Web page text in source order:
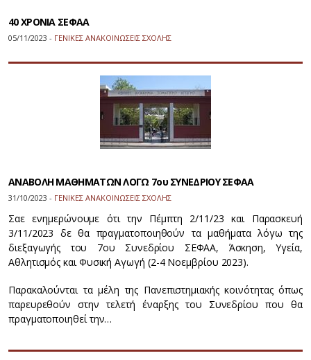
40 ΧΡΟΝΙΑ ΣΕΦΑΑ
05/11/2023 - ΓΕΝΙΚΕΣ ΑΝΑΚΟΙΝΩΣΕΙΣ ΣΧΟΛΗΣ
ΑΝΑΒΟΛΗ ΜΑΘΗΜΑΤΩΝ ΛΟΓΩ 7ου ΣΥΝΕΔΡΙΟΥ ΣΕΦΑΑ
31/10/2023 - ΓΕΝΙΚΕΣ ΑΝΑΚΟΙΝΩΣΕΙΣ ΣΧΟΛΗΣ
Σαε ενημερώνουμε ότι την Πέμπτη 2/11/23 και Παρασκευή
3/11/2023 δε θα πραγματοποιηθούν τα μαθήματα λόγω της
διεξαγωγής του 7ου Συνεδρίου ΣΕΦΑΑ, Άσκηση, Υγεία,
Αθλητισμός και Φυσική Αγωγή (2-4 Νοεμβρίου 2023).
Παρακαλούνται τα μέλη της Πανεπιστημιακής κοινότητας όπως
παρευρεθούν στην τελετή έναρξης του Συνεδρίου που θα
πραγματοποιηθεί την…